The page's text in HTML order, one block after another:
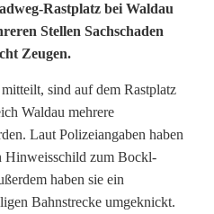
Rastplatz bei Waldau
Stellen Sachschaden
Zeugen.
sind auf dem Rastplatz
Waldau mehrere
Laut Polizeiangaben haben
Hinweisschild zum Bockl-
haben sie ein
Bahnstrecke umgeknickt.